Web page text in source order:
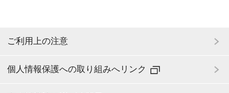
ご利用上の注意
個人情報保護への取り組みへリンク